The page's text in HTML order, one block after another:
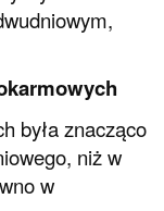
była znacząco
niż w
w